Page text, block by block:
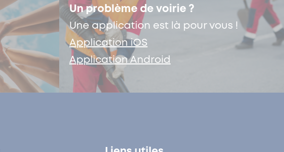
Un problème de voirie ?
Une application est là pour vous !
Application iOS
Application Android